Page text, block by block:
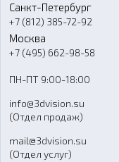
Гос. закупки
Стать дилером
Блог
FAQ
Санкт-Петербург
+7 (812) 385-72-92
Москва
+7 (495) 662-98-58
ПН-ПТ 9:00-18:00
info@3dvision.su
(Отдел продаж)
mail@3dvision.su
(Отдел услуг)